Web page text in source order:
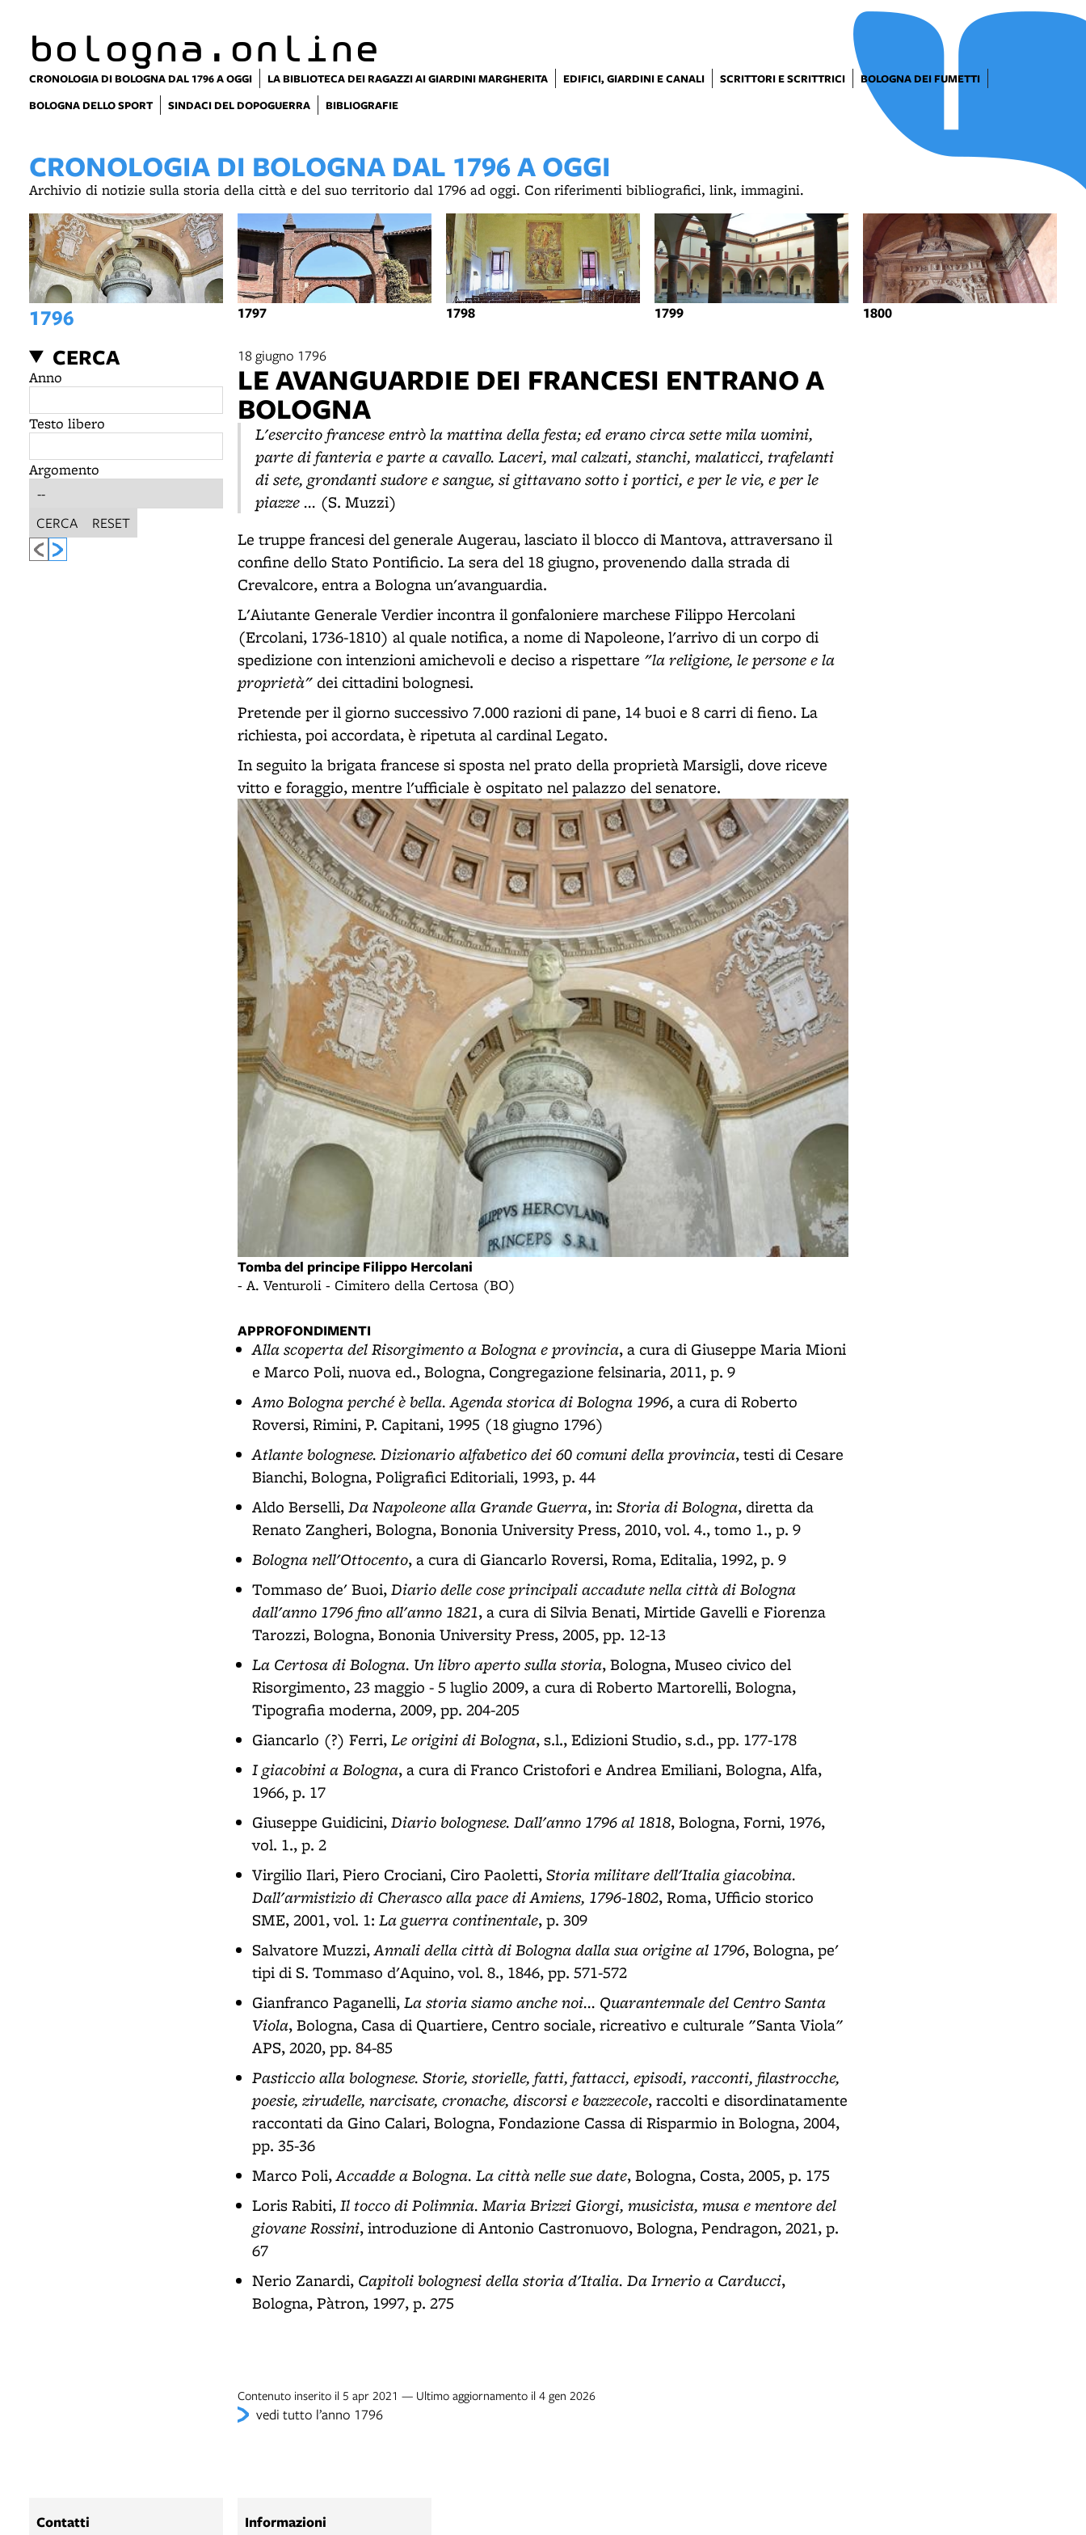
bologna.online
CRONOLOGIA DI BOLOGNA DAL 1796 A OGGI LA BIBLIOTECA DEI RAGAZZI AI GIARDINI MARGHERITA EDIFICI, GIARDINI E CANALI SCRITTORI E SCRITTRICI
BOLOGNA DEI FUMETTI
BOLOGNA DELLO SPORT
SINDACI DEL DOPOGUERRA BIBLIOGRAFIE
CRONOLOGIA DI BOLOGNA DAL 1796 A OGGI
Archivio di notizie sulla storia della città e del suo territorio dal 1796 ad oggi. Con riferimenti bibliografici, link, immagini.
1796 1797 1798 1799 1800
CERCA
Anno
Testo libero
Argomento
CERCA RESET
18 giugno 1796
LE AVANGUARDIE DEI FRANCESI ENTRANO A
BOLOGNA
L'esercito francese entrò la mattina della festa; ed erano circa sette mila uomini,
parte di fanteria e parte a cavallo. Laceri, mal calzati, stanchi, malaticci, trafelanti
di sete, grondanti sudore e sangue, si gittavano sotto i portici, e per le vie, e per le
piazze ... (S. Muzzi)
Le truppe francesi del generale Augerau, lasciato il blocco di Mantova, attraversano il
confine dello Stato Pontificio. La sera del 18 giugno, provenendo dalla strada di
Crevalcore, entra a Bologna un'avanguardia.
L'Aiutante Generale Verdier incontra il gonfaloniere marchese Filippo Hercolani
(Ercolani, 1736-1810) al quale notifica, a nome di Napoleone, l'arrivo di un corpo di
spedizione con intenzioni amichevoli e deciso a rispettare "la religione, le persone e la
proprietà" dei cittadini bolognesi.
Pretende per il giorno successivo 7.000 razioni di pane, 14 buoi e 8 carri di fieno. La
richiesta, poi accordata, è ripetuta al cardinal Legato.
In seguito la brigata francese si sposta nel prato della proprietà Marsigli, dove riceve
vitto e foraggio, mentre l'ufficiale è ospitato nel palazzo del senatore.
Tomba del principe Filippo Hercolani
- A. Venturoli - Cimitero della Certosa (BO)
APPROFONDIMENTI
Alla scoperta del Risorgimento a Bologna e provincia, a cura di Giuseppe Maria Mioni
e Marco Poli, nuova ed., Bologna, Congregazione felsinaria, 2011, p. 9
Amo Bologna perché è bella. Agenda storica di Bologna 1996, a cura di Roberto
Roversi, Rimini, P. Capitani, 1995 (18 giugno 1796)
Atlante bolognese. Dizionario alfabetico dei 60 comuni della provincia, testi di Cesare
Bianchi, Bologna, Poligrafici Editoriali, 1993, p. 44
Aldo Berselli,Da Napoleone alla Grande Guerra, in: Storia di Bologna, diretta da
Renato Zangheri, Bologna, Bononia University Press, 2010, vol. 4., tomo 1., p. 9
Bologna nell'Ottocento, a cura di Giancarlo Roversi, Roma, Editalia, 1992, p. 9
Tommaso de' Buoi,Diario delle cose principali accadute nella cittàdi Bologna
dall'anno 1796 fino all'anno 1821, a cura di Silvia Benati, Mirtide Gavelli e Fiorenza
Tarozzi, Bologna, Bononia University Press, 2005, pp. 12-13
La Certosa di Bologna. Un libro aperto sulla storia, Bologna, Museo civico del
Risorgimento, 23 maggio - 5 luglio 2009, a cura di Roberto Martorelli, Bologna,
Tipografia moderna, 2009, pp. 204-205
Giancarlo (?) Ferri,Le origini di Bologna, s.l., Edizioni Studio, s.d., pp. 177-178
I giacobini a Bologna, a cura di Franco Cristofori e Andrea Emiliani, Bologna, Alfa,
1966, p. 17
Giuseppe Guidicini,Diario bolognese. Dall'anno 1796 al 1818, Bologna, Forni, 1976,
vol. 1., p. 2
Virgilio Ilari, Piero Crociani, Ciro Paoletti,Storia militare dell'Italia giacobina.
Dall'armistizio di Cherasco alla pace di Amiens, 1796-1802, Roma, Ufficio storico
SME, 2001, vol. 1: La guerra continentale, p. 309
Salvatore Muzzi,Annali della città di Bologna dalla sua origine al 1796, Bologna, pe'
tipi di S. Tommaso d'Aquino, vol. 8., 1846, pp. 571-572
Gianfranco Paganelli,La storia siamo anche noi... Quarantennale del Centro Santa
Viola, Bologna, Casa di Quartiere, Centro sociale, ricreativo e culturale "Santa Viola"
APS, 2020, pp. 84-85
Pasticcio alla bolognese. Storie, storielle, fatti, fattacci, episodi, racconti, filastrocche,
poesie, zirudelle, narcisate, cronache, discorsi e bazzecole, raccolti e disordinatamente
raccontati da Gino Calari, Bologna, Fondazione Cassa di Risparmio in Bologna, 2004,
pp. 35-36
Marco Poli,Accadde a Bologna. La cittànelle sue date, Bologna, Costa, 2005, p. 175
Loris Rabiti,Il tocco di Polimnia. Maria Brizzi Giorgi, musicista, musa e mentore del
giovane Rossini, introduzione di Antonio Castronuovo, Bologna, Pendragon, 2021, p.
67
Nerio Zanardi, Capitoli bolognesi della storia d'Italia. Da Irnerio a Carducci,
Bologna, Pàtron, 1997, p. 275
Contenuto inserito il 5 apr 2021 — Ultimo aggiornamento il 4 gen 2026
vedi tutto l’anno 1796
Contatti Informazioni